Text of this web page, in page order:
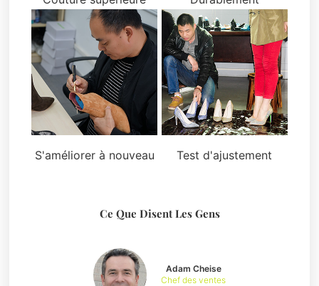
S'améliorer à nouveau Test d'ajustement
Ce Que Disent Les Gens
Adam Cheise
Chef des ventes